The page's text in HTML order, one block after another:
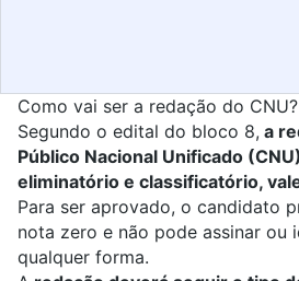
Como vai ser a redação do CNU?
Segundo o edital do bloco 8, a
Público Nacional Unificado
eliminatório e classificatório,
Para ser aprovado, o candidato
nota zero e não pode assinar
qualquer forma.